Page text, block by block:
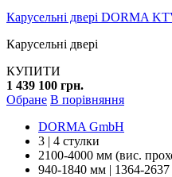
Карусельні двері DORMA
Карусельні двері
КУПИТИ
1 439 100 грн.
Обране В порівняння
DORMA GmbH
3 | 4 стулки
2100-4000 мм (вис.
940-1840 мм | 1364-